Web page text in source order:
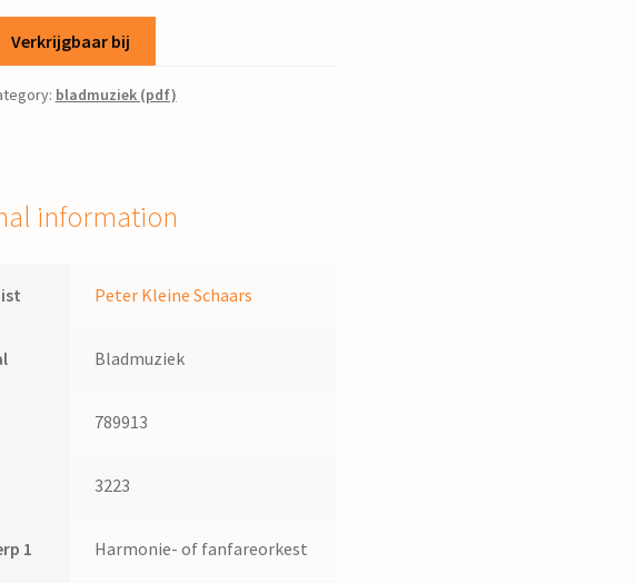
Verkrijgbaar bij
bladmuziek (pdf)
information
Peter Kleine Schaars
Bladmuziek
789913
3223
1 Harmonie- of fanfareorkest